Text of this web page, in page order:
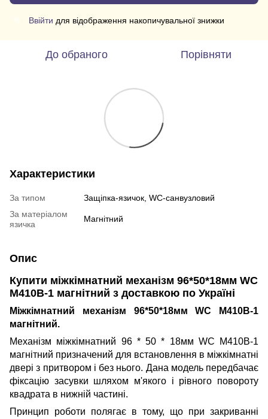
Ввійти для відображення накопичувальної знижки
До обраного Порівняти
Характеристики
За типом
Защіпка-язичок, WC-санвузловий
За матеріалом
язичка
Магнітний
Опис
Купити міжкімнатний механізм 96*50*18мм WC
М410B-1 магнітний з доставкою по Україні
Міжкімнатний механізм 96*50*18мм WC М410B-1
магнітний.
Механізм міжкімнатний 96 * 50 * 18мм WC М410B-1
магнітний призначений для встановлення в міжкімнатні
двері з притвором і без нього. Дана модель передбачає
фіксацію засувки шляхом м'якого і рівного повороту
квадрата в нижній частині.
Принцип роботи полягає в тому, що при закриванні